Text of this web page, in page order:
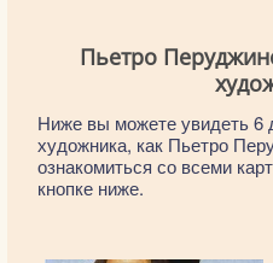
Пьетро
Ниже вы можете увидеть 6
художника, как Пьетро
ознакомиться со всеми
кнопке ниже.